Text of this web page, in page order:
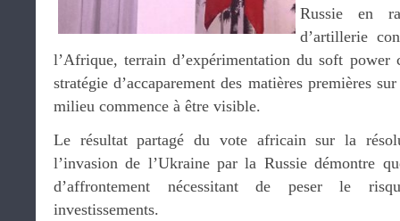
Russie en
d’artillerie
l’Afrique, terrain d’expérimentation du soft power
stratégie d’accaparement des matières premières
milieu commence à être visible.
Le résultat partagé du vote africain sur la
l’invasion de l’Ukraine par la Russie démontre
d’affrontement nécessitant de peser le
investissements.